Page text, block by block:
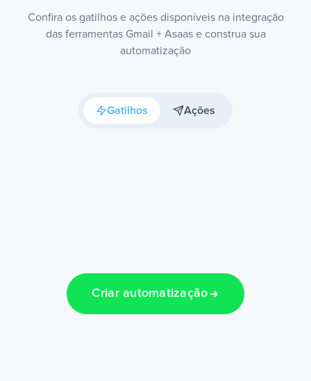
Confira os gatilhos e ações disponíveis na integração
das ferramentas Gmail + Asaas e construa sua
automatização
Gatilhos Ações
Criar automatização